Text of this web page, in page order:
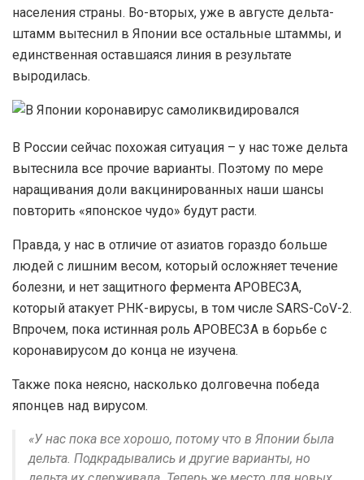
населения страны. Во-вторых, уже в августе дельта-
штамм вытеснил в Японии все остальные штаммы, и
единственная оставшаяся линия в результате
выродилась.
В России сейчас похожая ситуация – у нас тоже дельта
вытеснила все прочие варианты. Поэтому по мере
наращивания доли вакцинированных наши шансы
повторить «японское чудо» будут расти.
Правда, у нас в отличие от азиатов гораздо больше
людей с лишним весом, который осложняет течение
болезни, и нет защитного фермента APOBEC3A,
который атакует РНК-вирусы, в том числе SARS-CoV-2.
Впрочем, пока истинная роль APOBEC3A в борьбе с
коронавирусом до конца не изучена.
Также пока неясно, насколько долговечна победа
японцев над вирусом.
«У нас пока все хорошо, потому что в Японии была
дельта. Подкрадывались и другие варианты, но